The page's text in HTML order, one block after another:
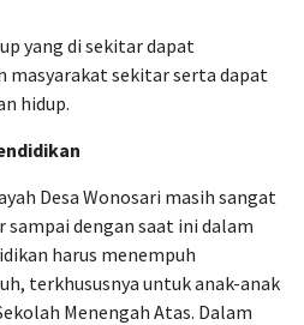
yang di sekitar dapat
masyarakat sekitar serta dapat
hidup.
Desa Wonosari masih sangat
dengan saat ini dalam
harus menempuh
terkhususnya untuk anak-anak
Menengah Atas. Dalam